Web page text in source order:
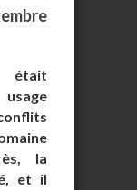
la
et il